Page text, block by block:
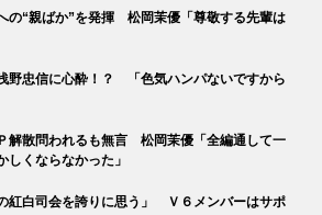
の“親ばか”を発揮 松岡茉優「尊敬する先輩は
野忠信に心酔！？ 「色気ハンパないですから
解散問われるも無言 松岡茉優「全編通して一
しくならなかった」
紅白司会を誇りに思う」 Ｖ６メンバーはサポ